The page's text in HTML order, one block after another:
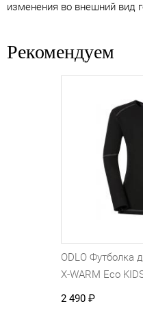
изменения во внешний вид
Рекомендуем
ODLO Футболка
X-WARM Eco
2 490 ₽